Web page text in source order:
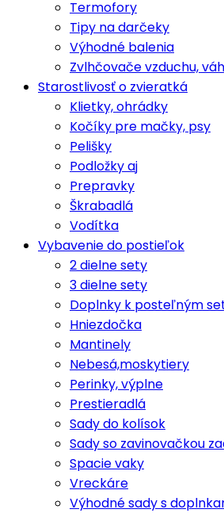
Termofory
Tipy na darčeky
Výhodné balenia
Zvlhčovače vzduchu,
Starostlivosť o zvieratká
Klietky, ohrádky
Kočíky pre mačky, psy
Pelišky
Podložky aj
Prepravky
Škrabadlá
Vodítka
Vybavenie do postieľok
2 dielne sety
3 dielne sety
Doplnky k posteľným
Hniezdočka
Mantinely
Nebesá,moskytiery
Perinky, výplne
Prestieradlá
Sady do kolísok
Sady so zavinovačkou
Spacie vaky
Vreckáre
Výhodné sady s